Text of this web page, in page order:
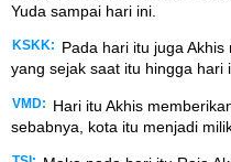
Yuda sampai hari ini.
KSKK:
Pada hari itu juga Akhis
yang sejak saat itu hingga hari
VMD:
Hari itu Akhis
sebabnya, kota itu menjadi